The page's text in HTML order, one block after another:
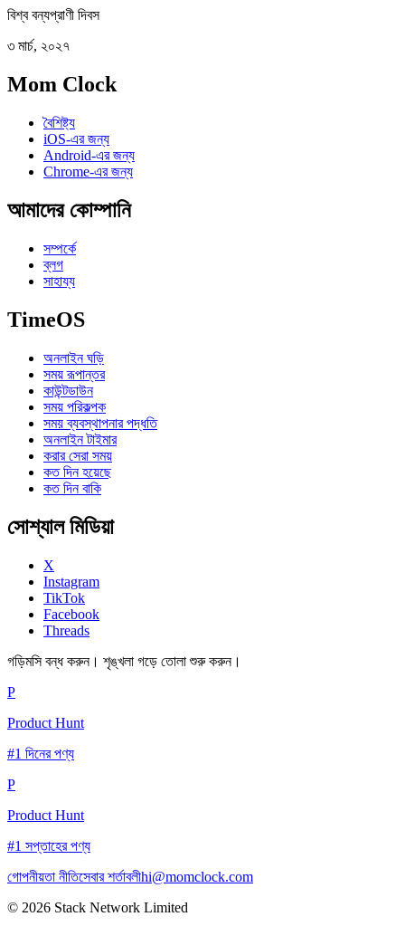
বিশ্ব বন্যপ্রাণী দিবস
৩ মার্চ, ২০২৭
Mom Clock
বৈশিষ্ট্য
iOS-এর জন্য
Android-এর জন্য
Chrome-এর জন্য
আমাদের কোম্পানি
সম্পর্কে
ব্লগ
সাহায্য
TimeOS
অনলাইন ঘড়ি
সময় রূপান্তর
কাউন্টডাউন
সময় পরিকল্পক
সময় ব্যবস্থাপনার পদ্ধতি
অনলাইন টাইমার
করার সেরা সময়
কত দিন হয়েছে
কত দিন বাকি
সোশ্যাল মিডিয়া
X
Instagram
TikTok
Facebook
Threads
গড়িমসি বন্ধ করুন। শৃঙ্খলা গড়ে তোলা শুরু করুন।
P
Product Hunt
#1 দিনের পণ্য
P
Product Hunt
#1 সপ্তাহের পণ্য
গোপনীয়তা নীতিসেবার শর্তাবলীhi@momclock.com
© 2026 Stack Network Limited